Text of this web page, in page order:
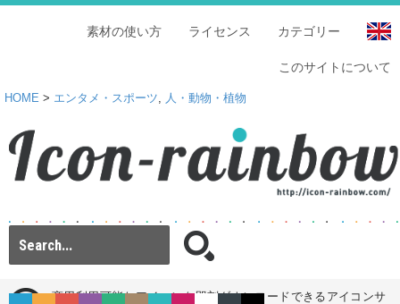
カテゴリー
ライセンス
素材の使い方
このサイトについて
HOME > エンタメ・スポーツ, 人・動物・植物
商用利用可能なアイコンを即刻ダウンロードできるアイコンサ